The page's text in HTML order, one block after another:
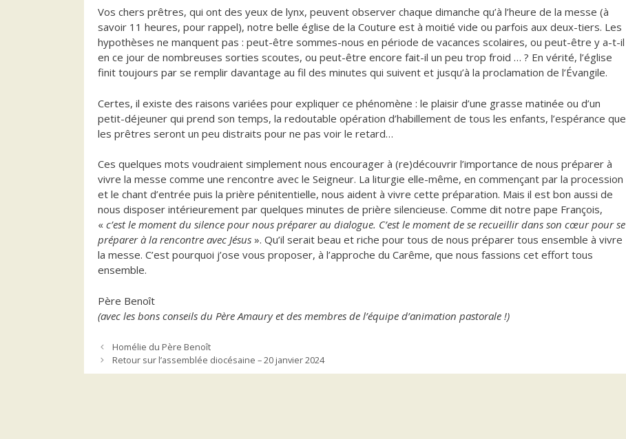
Vos chers prêtres, qui ont des yeux de lynx, peuvent observer chaque dimanche qu’à l’heure de la messe (à
savoir 11 heures, pour rappel), notre belle église de la Couture est à moitié vide ou parfois aux deux-tiers. Les
hypothèses ne manquent pas : peut-être sommes-nous en période de vacances scolaires, ou peut-être y a-t-il
en ce jour de nombreuses sorties scoutes, ou peut-être encore fait-il un peu trop froid … ? En vérité, l’église
finit toujours par se remplir davantage au fil des minutes qui suivent et jusqu’à la proclamation de l’Évangile.
Certes, il existe des raisons variées pour expliquer ce phénomène : le plaisir d’une grasse matinée ou d’un
petit-déjeuner qui prend son temps, la redoutable opération d’habillement de tous les enfants, l’espérance que
les prêtres seront un peu distraits pour ne pas voir le retard…
Ces quelques mots voudraient simplement nous encourager à (re)découvrir l’importance de nous préparer à
vivre la messe comme une rencontre avec le Seigneur. La liturgie elle-même, en commençant par la procession
et le chant d’entrée puis la prière pénitentielle, nous aident à vivre cette préparation. Mais il est bon aussi de
nous disposer intérieurement par quelques minutes de prière silencieuse. Comme dit notre pape François,
« c’est le moment du silence pour nous préparer au dialogue. C’est le moment de se recueillir dans son cœur pour se
préparer à la rencontre avec Jésus ». Qu’il serait beau et riche pour tous de nous préparer tous ensemble à vivre
la messe. C’est pourquoi j’ose vous proposer, à l’approche du Carême, que nous fassions cet effort tous
ensemble.
Père Benoît
(avec les bons conseils du Père Amaury et des membres de l’équipe d’animation pastorale !)
Homélie du Père Benoît
Retour sur l’assemblée diocésaine – 20 janvier 2024